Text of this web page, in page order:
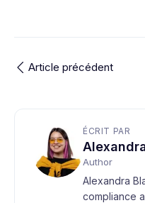
Article précédent
ÉCRIT PAR
Author
Alexandra
compliance